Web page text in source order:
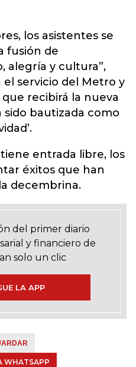
los asistentes se
fusión de
alegría y cultura”,
servicio del Metro y
recibirá la nueva
bautizada como
entrada libre, los
éxitos que han
decembrina.
del primer diario
y financiero de
solo un clic
LA APP
WHATSAPP